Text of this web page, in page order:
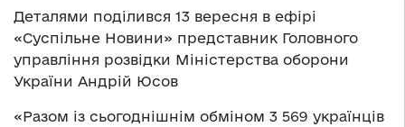
Деталями поділився 13 вересня в ефірі
«Суспільне Новини» представник Головного
управління розвідки Міністерства оборони
України Андрій Юсов
«Разом із сьогоднішнім обміном 3 569 українців